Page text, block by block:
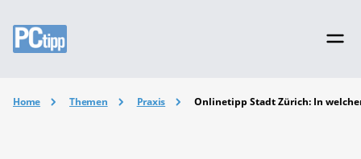
Home Themen Praxis Onlinetipp Stadt Zürich: In